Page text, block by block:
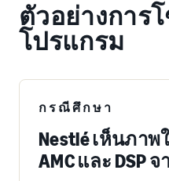
ตัวอย่างกา
โปรแกรม
กรณีศึกษา
Nestlé เห็นภา
AMC และ DSP จ